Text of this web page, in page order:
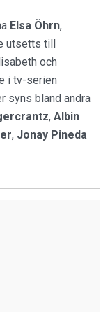
Elsa Öhrn,
utsetts till
och
i tv-serien
syns bland andra
, Albin
, Jonay Pineda